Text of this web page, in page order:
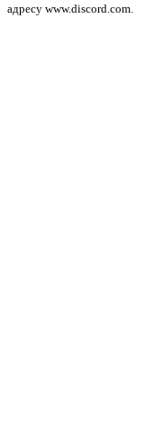
адресу www.discord.com.